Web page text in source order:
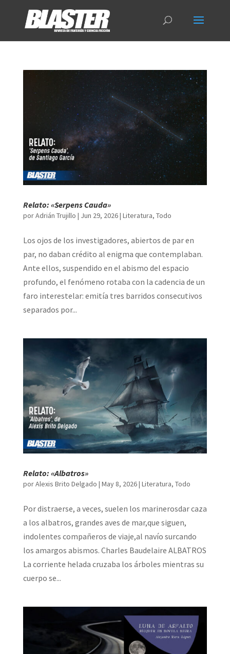
Relato: «Serpens Cauda»
porAdrián Trujillo | Jun 29, 2026| Literatura, Todo
Los ojos de los investigadores, abiertos de par en
par, no daban crédito al enigma que contemplaban.
Ante ellos, suspendido en el abismo del espacio
profundo, el fenómeno rotaba con la cadencia de un
faro interestelar: emitía tres barridos consecutivos
separados por...
Relato: «Albatros»
porAlexis Brito Delgado | May 8, 2026| Literatura, Todo
Por distraerse, a veces, suelen los marinerosdar caza
a los albatros, grandes aves de mar,que siguen,
indolentes compañeros de viaje,al navío surcando
los amargos abismos. Charles Baudelaire ALBATROS
La corriente helada cruzaba los árboles mientras su
cuerpo se...